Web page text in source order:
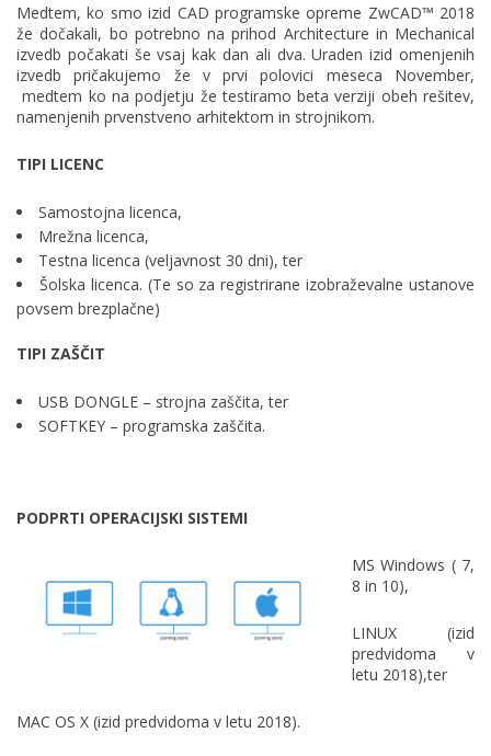
Medtem, ko smo izid CAD programske opreme ZwCAD™ 2018
že dočakali, bo potrebno na prihod Architecture in Mechanical
izvedb počakati še vsaj kak dan ali dva. Uraden izid omenjenih
izvedb pričakujemo že v prvi polovici meseca November,
medtem ko na podjetju že testiramo beta verziji obeh rešitev,
namenjenih prvenstveno arhitektom in strojnikom.
TIPI LICENC
Samostojna licenca,
Mrežna licenca,
Testna licenca (veljavnost 30 dni), ter
Šolska licenca. (Te so za registrirane izobraževalne ustanove
povsem brezplačne)
TIPI ZAŠČIT
USB DONGLE – strojna zaščita, ter
SOFTKEY – programska zaščita.
PODPRTI OPERACIJSKI SISTEMI
MS Windows ( 7,
8 in 10),
LINUX (izid
predvidoma v
letu 2018),ter
MAC OS X (izid predvidoma v letu 2018).